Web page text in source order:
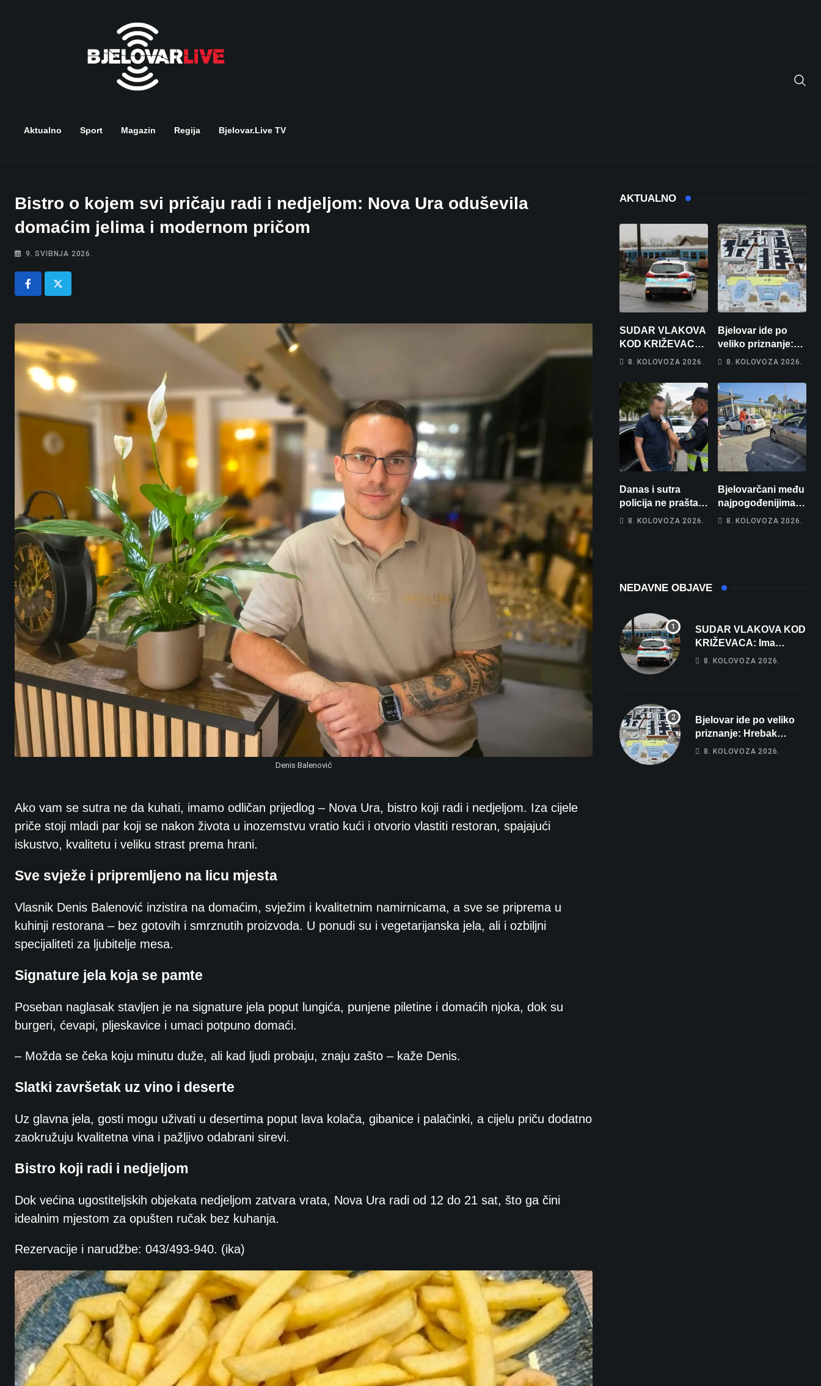
Aktualno Sport Magazin Regija Bjelovar.live TV
Bistro o kojem svi pričaju radi i nedjeljom: Nova Ura oduševila
domaćim jelima i modernom pričom
9. SVIBNJA 2026.
Denis Balenović
Ako vam se sutra ne da kuhati, imamo odličan prijedlog – Nova Ura, bistro koji radi i nedjeljom. Iza cijele
priče stoji mladi par koji se nakon života u inozemstvu vratio kući i otvorio vlastiti restoran, spajajući
iskustvo, kvalitetu i veliku strast prema hrani.
Sve svježe i pripremljeno na licu mjesta
Vlasnik Denis Balenović inzistira na domaćim, svježim i kvalitetnim namirnicama, a sve se priprema u
kuhinji restorana – bez gotovih i smrznutih proizvoda. U ponudi su i vegetarijanska jela, ali i ozbiljni
specijaliteti za ljubitelje mesa.
Signature jela koja se pamte
Poseban naglasak stavljen je na signature jela poput lungića, punjene piletine i domaćih njoka, dok su
burgeri, ćevapi, pljeskavice i umaci potpuno domaći.
– Možda se čeka koju minutu duže, ali kad ljudi probaju, znaju zašto – kaže Denis.
Slatki završetak uz vino i deserte
Uz glavna jela, gosti mogu uživati u desertima poput lava kolača, gibanice i palačinki, a cijelu priču dodatno
zaokružuju kvalitetna vina i pažljivo odabrani sirevi.
Bistro koji radi i nedjeljom
Dok većina ugostiteljskih objekata nedjeljom zatvara vrata, Nova Ura radi od 12 do 21 sat, što ga čini
idealnim mjestom za opušten ručak bez kuhanja.
Rezervacije i narudžbe: 043/493-940. (ika)
AKTUALNO
SUDAR VLAKOVA
KOD KRIŽEVACA:
Ima ozlijeđenih,
odvezena
helikopterom
8. KOLOVOZA 2026.
Bjelovar ide po
veliko priznanje:
Hrebak danas u
Wellovar za
domaćina
Europskog
prvenstva
8. KOLOVOZA 2026.
Danas i sutra
policija ne prašta:
Na cestama su
8. KOLOVOZA 2026.
Bjelovarčani među
najpogođenijima:
Gorivo im pojede
8. KOLOVOZA 2026.
NEDAVNE OBJAVE
SUDAR VLAKOVA KOD
KRIŽEVACA: Ima
ozlijeđenih, jedna
8. KOLOVOZA 2026.
Bjelovar ide po veliko
priznanje: Hrebak
danas u Parizu
8. KOLOVOZA 2026.